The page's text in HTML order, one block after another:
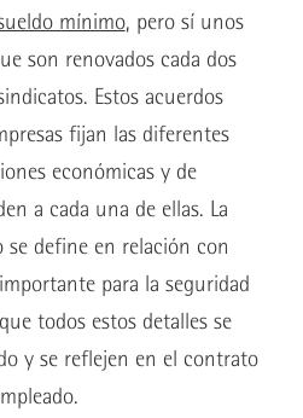
mínimo, pero sí unos
son renovados cada dos
Estos acuerdos
fijan las diferentes
económicas y de
a cada una de ellas. La
se define en relación con
para la seguridad
todos estos detalles se
y se reflejen en el contrato